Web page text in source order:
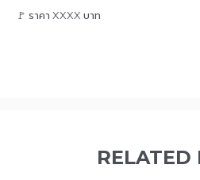
🚩 ราคา XXXX บาท
RELATED